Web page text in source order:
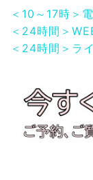
＜10～17時＞
＜24時間＞
＜24時間＞ラ